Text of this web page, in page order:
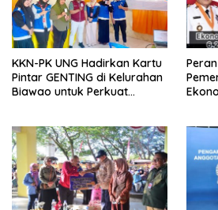
KKN-PK UNG Hadirkan Kartu
Pintar GENTING di Kelurahan
Biawao untuk Perkuat